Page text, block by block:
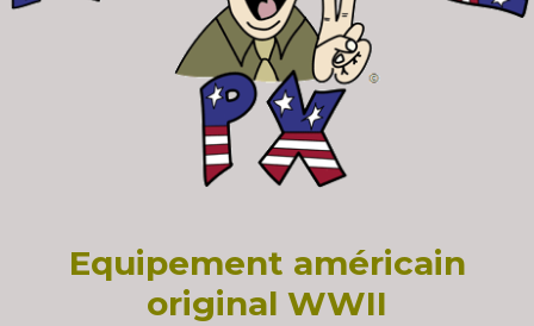
Equipement américain
original WWII